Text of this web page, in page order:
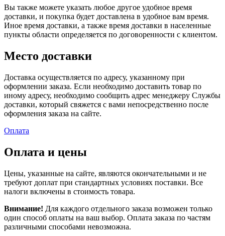
Вы также можете указать любое другое удобное время
доставки, и покупка будет доставлена в удобное вам время.
Иное время доставки, а также время доставки в населенные
пункты области определяется по договоренности с клиентом.
Место доставки
Доставка осуществляется по адресу, указанному при
оформлении заказа. Если необходимо доставить товар по
иному адресу, необходимо сообщить адрес менеджеру Службы
доставки, который свяжется с вами непосредственно после
оформления заказа на сайте.
Оплата
Оплата и цены
Цены, указанные на сайте, являются окончательными и не
требуют доплат при стандартных условиях поставки. Все
налоги включены в стоимость товара.
Внимание! Для каждого отдельного заказа возможен только
один способ оплаты на ваш выбор. Оплата заказа по частям
различными способами невозможна.